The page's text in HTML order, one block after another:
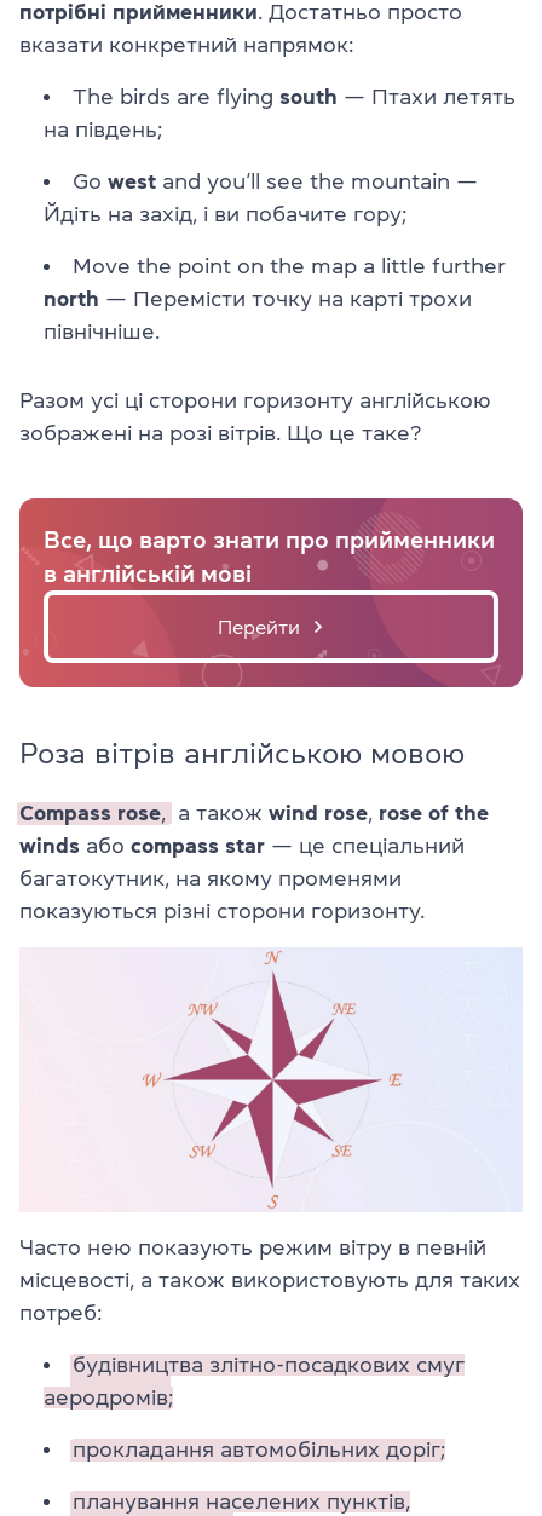
потрібні прийменники. Достатньо просто
вказати конкретний напрямок:
The birds are flying south — Птахи летять
на південь;
Go west and you’ll see the mountain —
Йдіть на захід, і ви побачите гору;
Move the point on the map a little further
north — Перемісти точку на карті трохи
північніше.
Разом усі ці сторони горизонту англійською
зображені на розі вітрів. Що це таке?
Все, що варто знати про прийменники
в англійській мові
Перейти
Роза вітрів англійською мовою
Compass rose, а також wind rose, rose of the
winds або compass star — це спеціальний
багатокутник, на якому променями
показуються різні сторони горизонту.
Часто нею показують режим вітру в певній
місцевості, а також використовують для таких
потреб:
будівництва злітно-посадкових смуг
аеродромів;
прокладання автомобільних доріг;
планування населених пунктів,